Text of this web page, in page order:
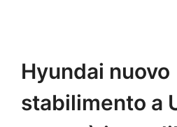
Hyundai nuovo
stabilimento a